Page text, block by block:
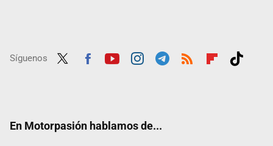
Síguenos
En Motorpasión hablamos de...